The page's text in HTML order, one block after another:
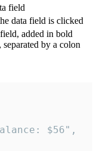
field
data field is clicked
added in bold
by a colon
$56",